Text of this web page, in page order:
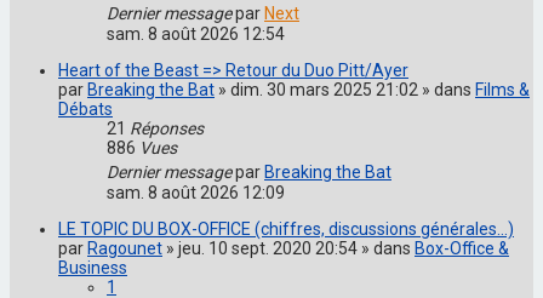
Dernier messageparNext
sam. 8 août 2026 12:54
Heart of the Beast => Retour du Duo Pitt/Ayer
parBreaking the Bat » dim. 30 mars 2025 21:02 » dans Films &
Débats
21 Réponses
886 Vues
Dernier messageparBreaking the Bat
sam. 8 août 2026 12:09
LE TOPIC DU BOX-OFFICE (chiffres, discussions générales...)
parRagounet » jeu. 10 sept. 2020 20:54 » dans Box-Office &
Business
1